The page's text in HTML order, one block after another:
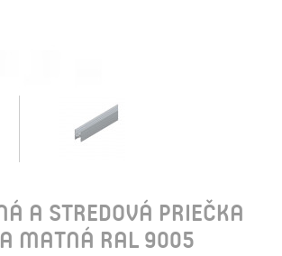
A STREDOVÁ PRIEČKA
MATNÁ RAL 9005